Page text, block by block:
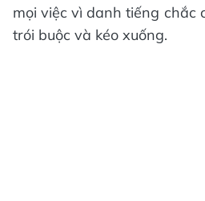
mọi việc vì danh tiếng chắc
trói buộc và kéo xuống.